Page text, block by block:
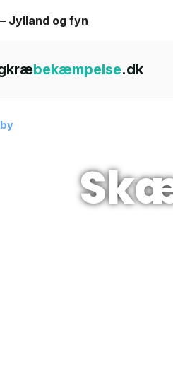
Jylland og fyn
bekæmpelse.dk